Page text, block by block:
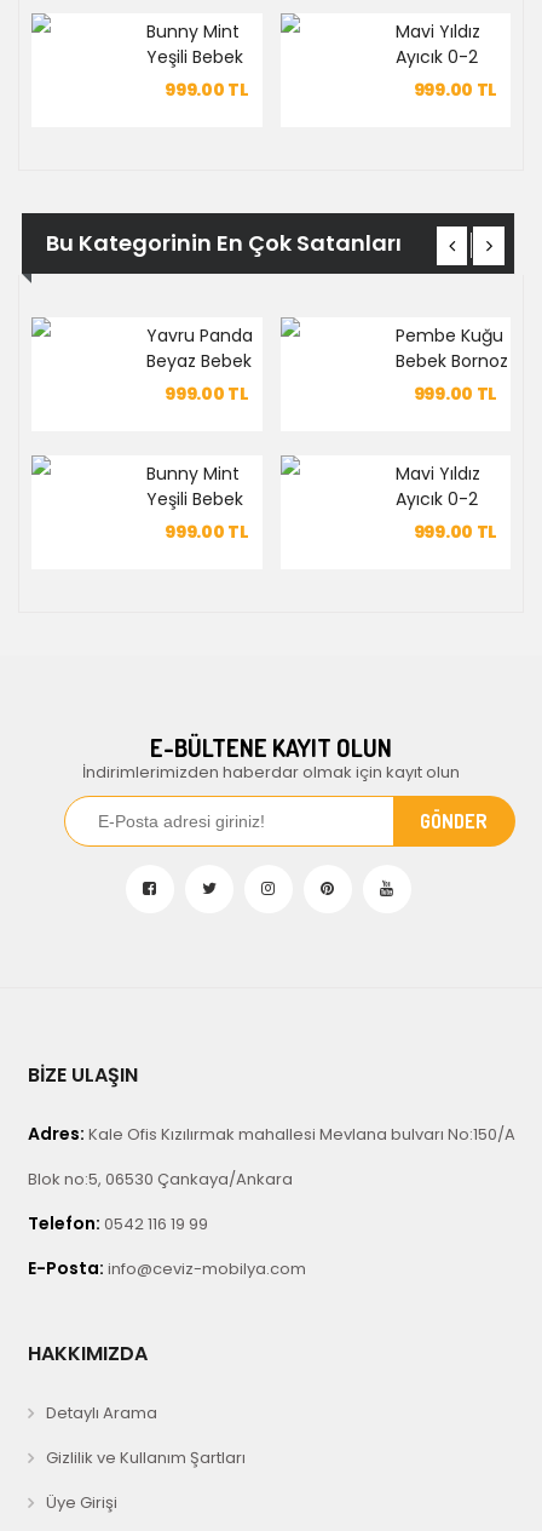
Bunny Mint
Yeşili Bebek
Bornoz Seti
999.00 TL
Mavi Yıldız
Ayıcık 0-2
Yaş Bebek
999.00 TL
Bu Kategorinin En Çok Satanları
Yavru Panda
Beyaz Bebek
Bornoz Seti
999.00 TL
Bunny Mint
Yeşili Bebek
Bornoz Seti
999.00 TL
Pembe Kuğu
Bebek Bornoz
Takımı
999.00 TL
Mavi Yıldız
Ayıcık 0-2
Yaş Bebek
999.00 TL
E-BÜLTENE KAYIT OLUN
İndirimlerimizden haberdar olmak için kayıt olun
BİZE ULAŞIN
Adres: Kale Ofis Kızılırmak mahallesi Mevlana bulvarı No:150/A
Blok no:5, 06530 Çankaya/Ankara
Telefon: 0542 116 19 99
E-Posta: info@ceviz-mobilya.com
HAKKIMIZDA
Detaylı Arama
Gizlilik ve Kullanım Şartları
Üye Girişi